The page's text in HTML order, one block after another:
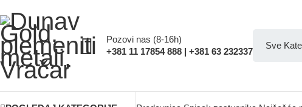
Pozovi nas (8-16h)
+381 11 17854 888 | +381 63 232337